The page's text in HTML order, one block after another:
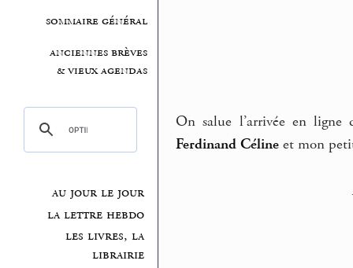
sommaire général
anciennes brèves
& vieux agendas
au jour le jour
la lettre hebdo
les livres, la
librairie
On salue l’arrivée en ligne
Ferdinand Céline et mon